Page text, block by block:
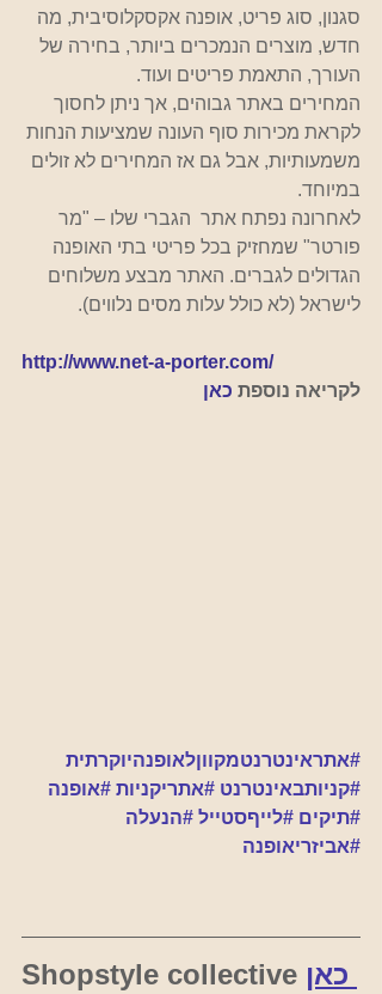
סגנון, סוג פריט, אופנה אקסקלוסיבית, מה
חדש, מוצרים הנמכרים ביותר, בחירה של
העורך, התאמת פריטים ועוד.
המחירים באתר גבוהים, אך ניתן לחסוך
לקראת מכירות סוף העונה שמציעות הנחות
משמעותיות, אבל גם אז המחירים לא זולים
במיוחד.
לאחרונה נפתח אתר  הגברי שלו – "מר
פורטר" שמחזיק בכל פריטי בתי האופנה
הגדולים לגברים. האתר מבצע משלוחים
לישראל (לא כולל עלות מסים נלווים).
http://www.net-a-porter.com/
לקריאה נוספת כאן
#אתראינטרנטמקווןלאופנהיוקרתית
#קניותבאינטרנט #אתריקניות #אופנה
#תיקים #לייףסטייל #הנעלה
#אביזריאופנה
Shopstyle collective כאן